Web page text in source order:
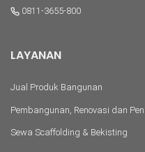
0811-3655-800
LAYANAN
Jual Produk Bangunan
Pembangunan, Renovasi dan
Sewa Scaffolding & Bekisting